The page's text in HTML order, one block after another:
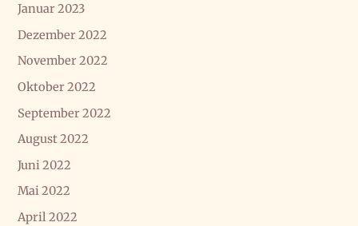
Januar 2023
Dezember 2022
November 2022
Oktober 2022
September 2022
August 2022
Juni 2022
Mai 2022
April 2022